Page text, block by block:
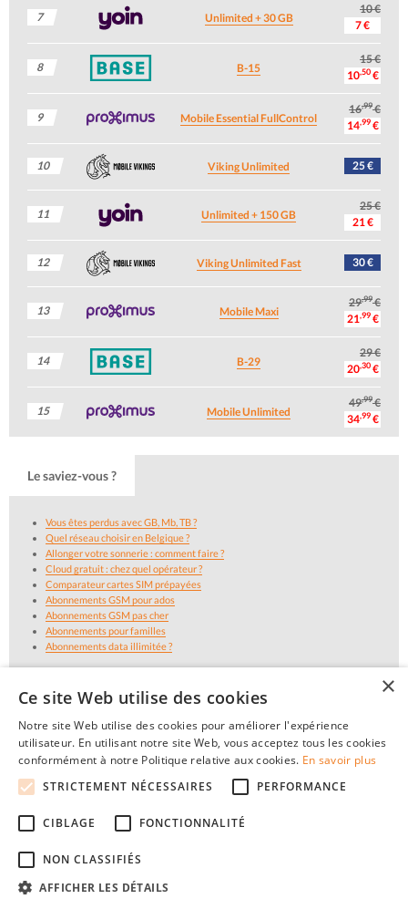
7 Unlimited + 30 GB
10 €
7 €
8 B-15
15 €
10,50€
9 Mobile Essential FullControl
16,99€
14,99€
10 Viking Unlimited 25 €
11 Unlimited + 150 GB
25 €
21 €
12 Viking Unlimited Fast 30 €
13 Mobile Maxi
29,99€
21,99€
14 B-29
29 €
20,30€
15 Mobile Unlimited
49,99€
34,99€
Le saviez-vous ?
Vous êtes perdus avec GB, Mb, TB ?
Quel réseau choisir en Belgique ?
Allonger votre sonnerie : comment faire ?
Cloud gratuit : chez quel opérateur ?
Comparateur cartes SIM prépayées
Abonnements GSM pour ados
Abonnements GSM pas cher
Abonnements pour familles
Abonnements data illimitée ?
×
Ce site Web utilise des cookies
Notre site Web utilise des cookies pour améliorer l'expérience
utilisateur. En utilisant notre site Web, vous acceptez tous les cookies
conformément à notre Politique relative aux cookies. En savoir plus
STRICTEMENT NÉCESSAIRES
PERFORMANCE
CIBLAGE FONCTIONNALITÉ
NON CLASSIFIÉS
AFFICHER LES DÉTAILS